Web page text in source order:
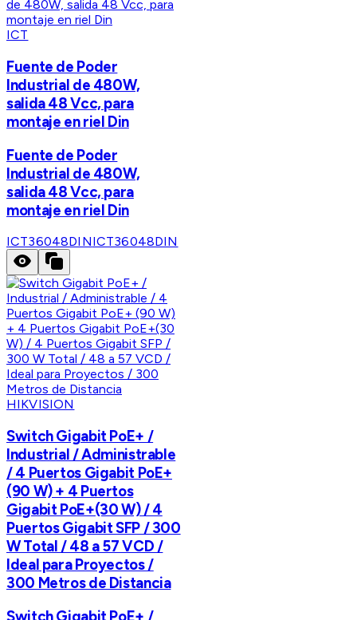
ICT
Fuente de Poder
Industrial de 480W,
salida 48 Vcc, para
montaje en riel Din
Fuente de Poder
Industrial de 480W,
salida 48 Vcc, para
montaje en riel Din
ICT36048DINICT36048DIN
HIKVISION
Switch Gigabit PoE+ /
Industrial / Administrable
/ 4 Puertos Gigabit PoE+
(90 W) + 4 Puertos
Gigabit PoE+(30 W) / 4
Puertos Gigabit SFP / 300
W Total / 48 a 57 VCD /
Ideal para Proyectos /
300 Metros de Distancia